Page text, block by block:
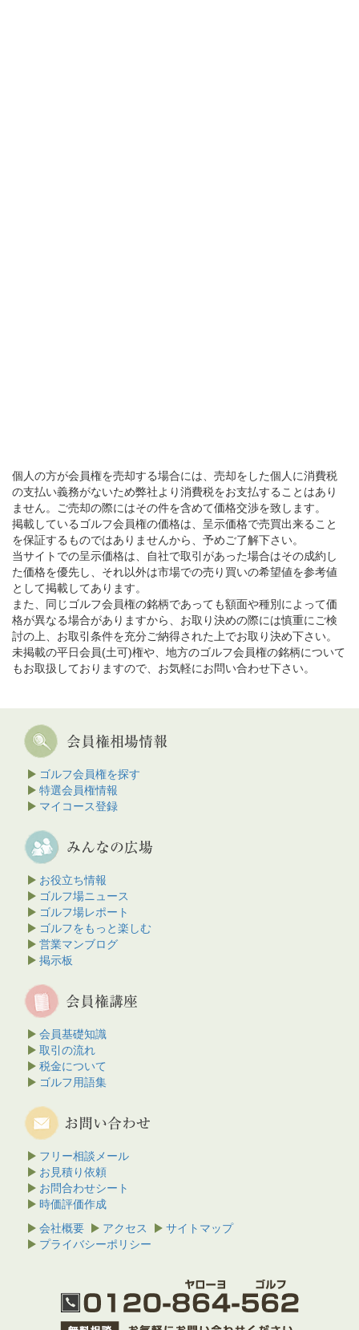
個人の方が会員権を売却する場合には、売却をした個人に消費税
の支払い義務がないため弊社より消費税をお支払することはあり
ません。ご売却の際にはその件を含めて価格交渉を致します。
掲載しているゴルフ会員権の価格は、呈示価格で売買出来ること
を保証するものではありませんから、予めご了解下さい。
当サイトでの呈示価格は、自社で取引があった場合はその成約し
た価格を優先し、それ以外は市場での売り買いの希望値を参考値
として掲載してあります。
また、同じゴルフ会員権の銘柄であっても額面や種別によって価
格が異なる場合がありますから、お取り決めの際には慎重にご検
討の上、お取引条件を充分ご納得された上でお取り決め下さい。
未掲載の平日会員(土可)権や、地方のゴルフ会員権の銘柄について
もお取扱しておりますので、お気軽にお問い合わせ下さい。
ゴルフ会員権を探す
特選会員権情報
マイコース登録
お役立ち情報
ゴルフ場ニュース
ゴルフ場レポート
ゴルフをもっと楽しむ
営業マンブログ
掲示板
会員基礎知識
取引の流れ
税金について
ゴルフ用語集
フリー相談メール
お見積り依頼
お問合わせシート
時価評価作成
会社概要
アクセス
サイトマップ
プライバシーポリシー